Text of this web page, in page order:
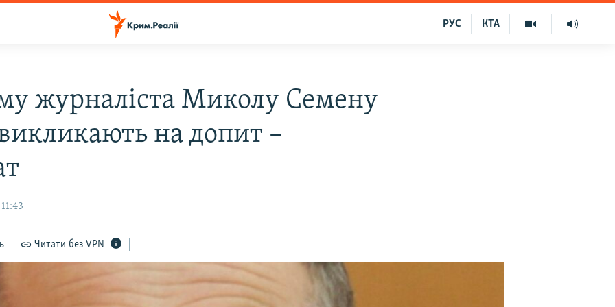
КТА
РУС
журналіста Миколу Семену
на допит –
Читати без VPN